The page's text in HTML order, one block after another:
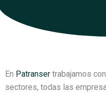
En Patranser trabajamos
sectores, todas las